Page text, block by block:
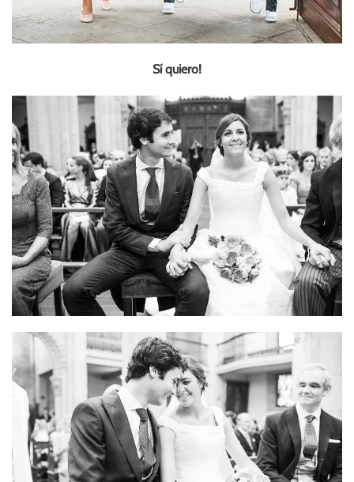
Sí quiero!